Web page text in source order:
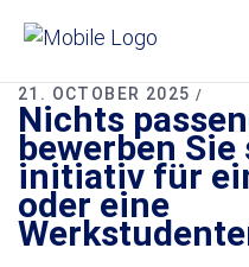
Vorname &
Kontakt E-
21. OCTOBER 2025
Nichts
bewerben
initiativ für
oder eine